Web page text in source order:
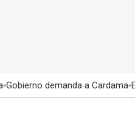
Gobierno demanda a Cardama